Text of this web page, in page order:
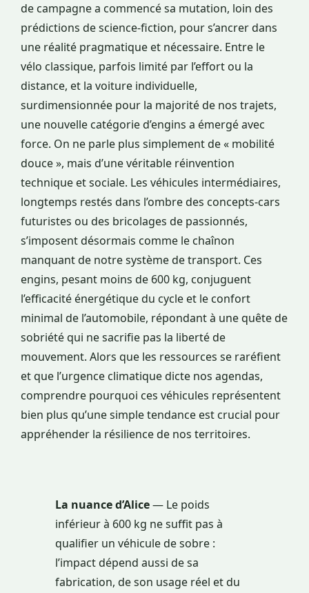
de campagne a commencé sa mutation, loin des
prédictions de science-fiction, pour s’ancrer dans
une réalité pragmatique et nécessaire. Entre le
vélo classique, parfois limité par l’effort ou la
distance, et la voiture individuelle,
surdimensionnée pour la majorité de nos trajets,
une nouvelle catégorie d’engins a émergé avec
force. On ne parle plus simplement de « mobilité
douce », mais d’une véritable réinvention
technique et sociale. Les véhicules intermédiaires,
longtemps restés dans l’ombre des concepts-cars
futuristes ou des bricolages de passionnés,
s’imposent désormais comme le chaînon
manquant de notre système de transport. Ces
engins, pesant moins de 600 kg, conjuguent
l’efficacité énergétique du cycle et le confort
minimal de l’automobile, répondant à une quête de
sobriété qui ne sacrifie pas la liberté de
mouvement. Alors que les ressources se raréfient
et que l’urgence climatique dicte nos agendas,
comprendre pourquoi ces véhicules représentent
bien plus qu’une simple tendance est crucial pour
appréhender la résilience de nos territoires.
La nuance d’Alice— Le poids
inférieur à 600 kg ne suffit pas à
qualifier un véhicule de sobre :
l’impact dépend aussi de sa
fabrication, de son usage réel et du